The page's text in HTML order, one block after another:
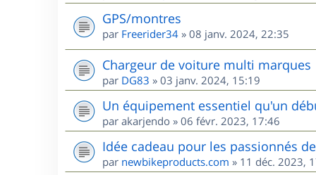
GPS/montres
par Freerider34 » 08 janv. 2024, 22:35
Chargeur de voiture multi marques
par DG83 » 03 janv. 2024, 15:19
Un équipement essentiel qu'un
par akarjendo » 06 févr. 2023, 17:46
Idée cadeau pour les passionnés de
par newbikeproducts.com » 11 déc. 2023,